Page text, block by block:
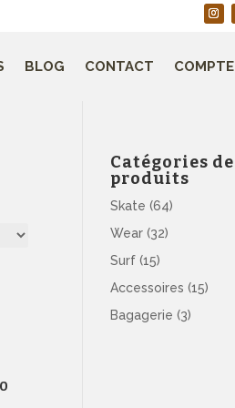
BLOG CONTACT COMPTE
Catégories de
produits
Skate (64)
Wear (32)
Surf (15)
Accessoires (15)
Bagagerie (3)